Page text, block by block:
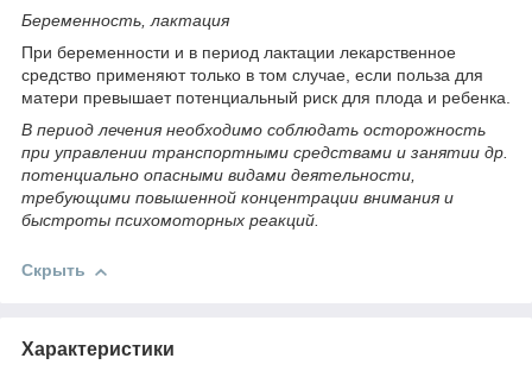
Беременность, лактация
При беременности и в период лактации лекарственное
средство применяют только в том случае, если польза для
матери превышает потенциальный риск для плода и ребенка.
В период лечения необходимо соблюдать осторожность
при управлении транспортными средствами и занятии др.
потенциально опасными видами деятельности,
требующими повышенной концентрации внимания и
быстроты психомоторных реакций.
Скрыть
Характеристики